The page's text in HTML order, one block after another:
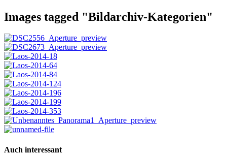
Images tagged "Bildarchiv-Kategorien"
Auch interessant